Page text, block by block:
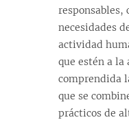
responsables,
necesidades
actividad
que estén a
comprendida
que se
prácticos de